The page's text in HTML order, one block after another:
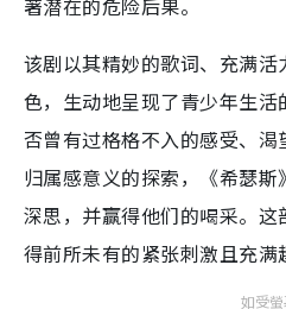
著潜在的危险后果。
该剧以其精妙的歌词、充满
色，生动地呈现了青少年生
否曾有过格格不入的感受、
归属感意义的探索，《希瑟斯
深思，并赢得他们的喝采。
得前所未有的紧张刺激且充满